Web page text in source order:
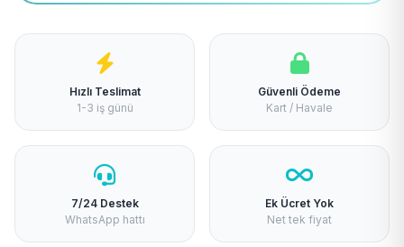
Hızlı Teslimat
1-3 iş günü
Güvenli Ödeme
Kart / Havale
7/24 Destek
WhatsApp hattı
Ek Ücret Yok
Net tek fiyat